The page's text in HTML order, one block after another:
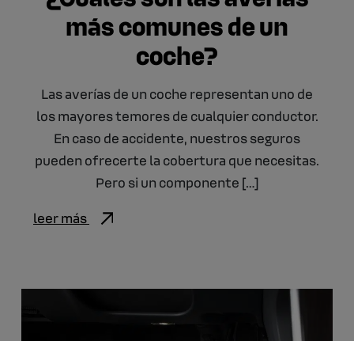
más comunes de un
coche?
Las averías de un coche representan uno de
los mayores temores de cualquier conductor.
En caso de accidente, nuestros seguros
pueden ofrecerte la cobertura que necesitas.
Pero si un componente […]
leer más